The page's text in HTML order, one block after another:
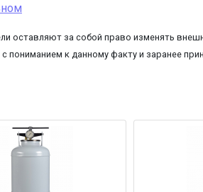
оставляют за собой право изменять
к данному факту и заранее